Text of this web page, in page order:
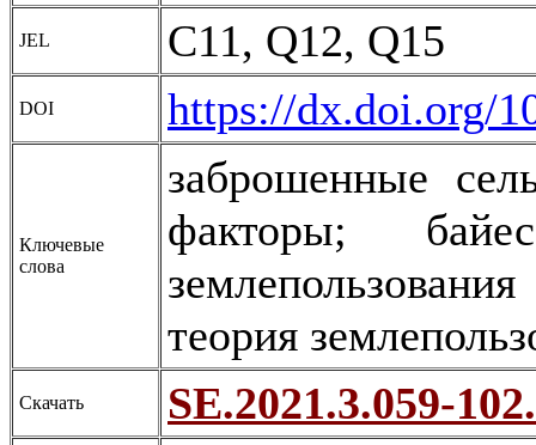
JEL C11, Q12, Q15
DOI https://dx.doi.org/
Ключевые
слова
заброшенные
факторы;
теория
Скачать SE.2021.3.059-